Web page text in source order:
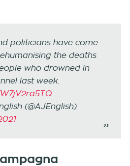
politicians have come
the deaths
who drowned in
last week.
(@AJEnglish)